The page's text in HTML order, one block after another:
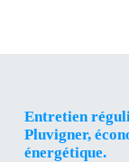
Entretien
Pluvigner,
énergétique.